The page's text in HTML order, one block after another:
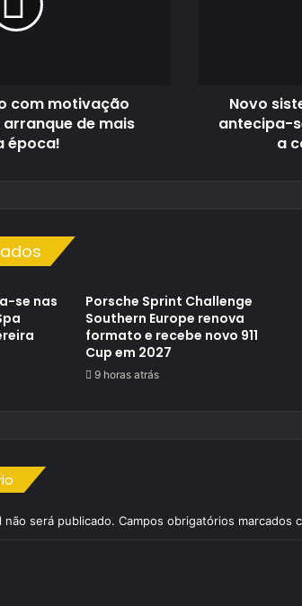
com motivação
de mais
época!
facilitar
Novo
antecipa-
a
se nas
Porsche Sprint Challenge
Southern Europe renova
formato e recebe novo 911
Cup em 2027
9 horas atrás
será publicado. Campos obrigatórios marcados